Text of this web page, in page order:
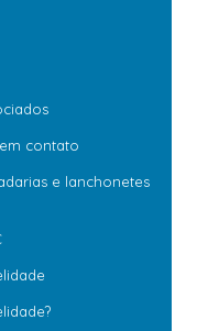
contato
e lanchonetes